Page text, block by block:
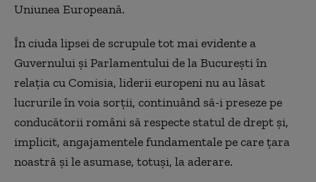
Uniunea Europeană.
În ciuda lipsei de scrupule tot mai evidente a
Guvernului şi Parlamentului de la Bucureşti în
relaţia cu Comisia, liderii europeni nu au lăsat
lucrurile în voia sorţii, continuând să-i preseze pe
conducătorii români să respecte statul de drept şi,
implicit, angajamentele fundamentale pe care ţara
noastră şi le asumase, totuşi, la aderare.